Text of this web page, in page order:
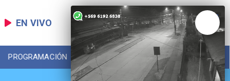
EN VIVO
PROGRAMACIÓN LOCAL DEPORTES